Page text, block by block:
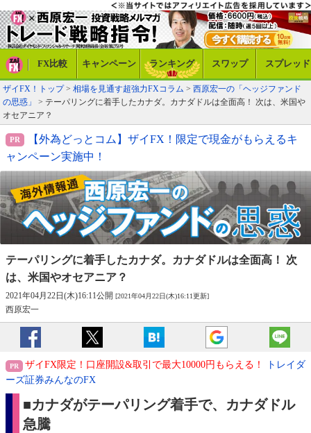
FX比較 キャンペーン ランキング スワップ スプレッド
ザイFX！トップ> 相場を見通す超強力FXコラム > 西原宏一の「ヘッジファンド
の思惑」
> テーパリングに着手したカナダ。カナダドルは全面高！ 次は、米国や
オセアニア？
【外為どっとコム】ザイFX！限定で現金がもらえるキ
ャンペーン実施中！
テーパリングに着手したカナダ。カナダドルは全面高！ 次
は、米国やオセアニア？
2021年04月22日(木)16:11公開 [2021年04月22日(木)16:11更新]
西原宏一
ザイFX限定！口座開設&取引で最大10000円もらえる！
トレイダ
ーズ証券みんなのFX
■カナダがテーパリング着手で、カナダドル
急騰